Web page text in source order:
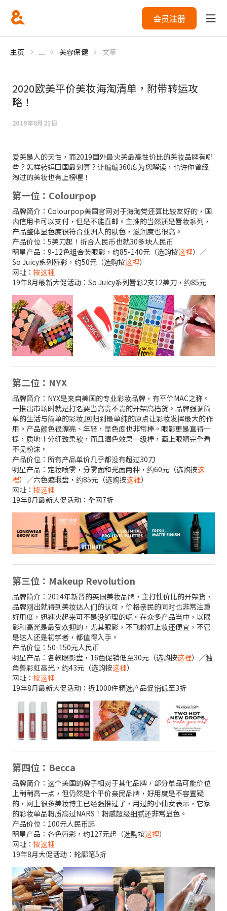
会员注册
主页 ... 美容保健 文章
2020欧美平价美妆海淘清单，附带转运攻
略！
2019年8月21日
爱美是人的天性，而2019国外最火美最高性价比的美妆品牌有哪
些？怎样转运回国最划算？让编编360度为您解读，也许你曾经
淘过的美妆也有上榜喔！
第一位：Colourpop
品牌简介：Colourpop美国官网对于海淘党还算比较友好的，国
内信用卡可以支付，但是不能直邮。主推的当然还是唇妆系列，
产品整体显色度很符合亚洲人的肤色，滋润度也很高。
产品价位：5美刀起！折合人民币也就30多块人民币
明星产品：9-12色组合装眼影，约85-140元（选购按这裡）／
So Juicy系列唇彩，约50元（选购按这裡）
网址： 按这裡
19年8月最新大促活动：So Juicy系列唇彩2支12美刀，约85元
第二位：NYX
品牌简介：NYX是来自美国的专业彩妆品牌，有平价MAC之称。
一推出市场时就是打名要当高贵不贵的开架高档货。品牌强调简
单的生活与简单的彩妆,回归到最单纯的原点让彩妆发挥最大的作
用。产品颜色很漂亮、年轻，显色度也非常棒。眼影更是直得一
提，质地十分细致柔软，而且溷色效果一级棒，画上眼睛完全看
不见粉沫。
产品价位：所有产品单价几乎都没有超过30刀
明星产品：定妆喷雾，分雾面和光面两种，约60元（选购按这
裡）／六色遮瑕盘，约85元（选购按这裡）
网址： 按这裡
19年8月最新大促活动：全网7折
第三位：Makeup Revolution
品牌简介：2014年新晋的英国美妆品牌，主打性价比的开架货，
品牌刚出就得到美妆达人们的认可，价格亲民的同时也非常注重
好用度，迅速火起来可不是没道理的呢。在众多产品当中，以眼
影和高光是最受欢迎的，尤其眼影，不飞粉好上妆还便宜，不管
是达人还是初学者，都值得入手。
产品价位：50-150元人民币
明星产品：各款眼影盘，16色促销低至30元（选购按这裡）／独
角兽彩虹高光，约43元（选购按这裡）
网址： 按这裡
19年8月最新大促活动：近1000件精选产品促销低至3折
第四位：Becca
品牌简介：这个美国的牌子相对于其他品牌，部分单品可能价位
上稍稍高一点，但仍然是个平价亲民品牌，好用度是不容置疑
的，网上很多美妆博主已经强推过了，用过的小仙女表示，它家
的彩妆单品粉质高过NARS！粉感超级细腻还非常显色。
产品价位：100元人民币起
明星产品：各色唇彩，约127元起（选购按这裡）
网址： 按这裡
19年8月大促活动：轮廓笔5折